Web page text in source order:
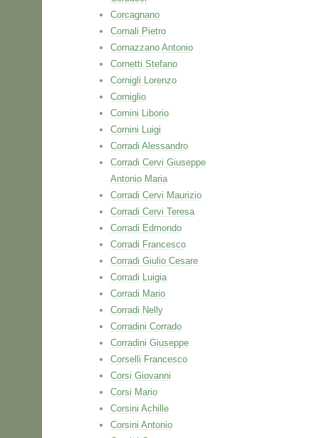
Corcagnano
Cornali Pietro
Cornazzano Antonio
Cornetti Stefano
Cornigli Lorenzo
Corniglio
Cornini Liborio
Cornini Luigi
Corradi Alessandro
Corradi Cervi Giuseppe
Antonio Maria
Corradi Cervi Maurizio
Corradi Cervi Teresa
Corradi Edmondo
Corradi Francesco
Corradi Giulio Cesare
Corradi Luigia
Corradi Mario
Corradi Nelly
Corradini Corrado
Corradini Giuseppe
Corselli Francesco
Corsi Giovanni
Corsi Mario
Corsini Achille
Corsini Antonio